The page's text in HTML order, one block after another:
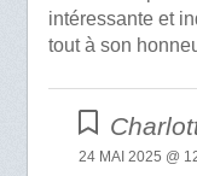
intéressante et
tout à son
24 MAI 2025 @